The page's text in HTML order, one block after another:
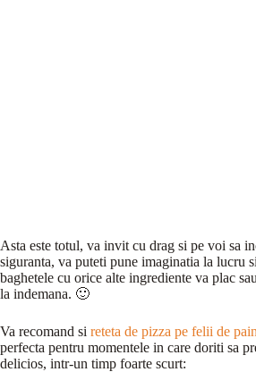
Asta este totul, va invit cu drag si pe voi sa
siguranta, va puteti pune imaginatia la lucru
baghetele cu orice alte ingrediente va plac
la indemana. 🙂
Va recomand si reteta de pizza pe felii de
perfecta pentru momentele in care doriti sa
delicios, intr-un timp foarte scurt: